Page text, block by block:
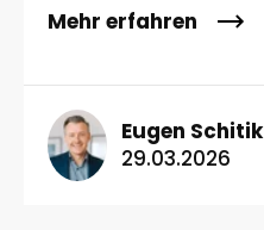
Mehr erfahren
Eugen Schitik
29.03.2026